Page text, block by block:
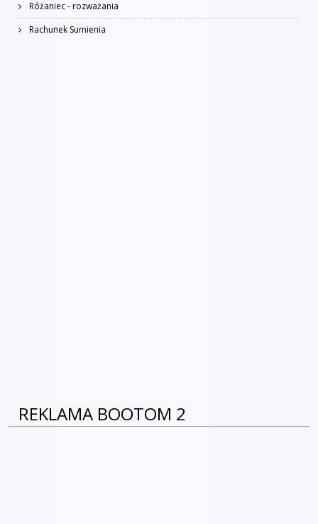
Różaniec - rozważania
Rachunek Sumienia
REKLAMA BOOTOM 2